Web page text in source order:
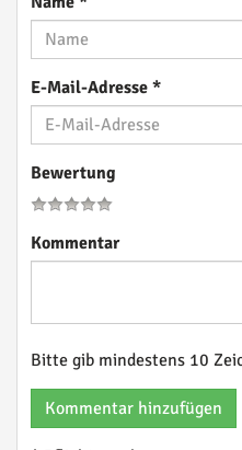
E-Mail-Adresse *
Bewertung
Kommentar
Bitte gib mindestens 10
Kommentar hinzufügen